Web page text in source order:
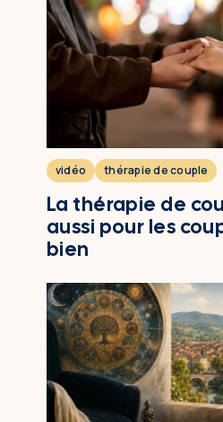
vidéo thérapie de couple
La thérapie de
aussi pour les
bien